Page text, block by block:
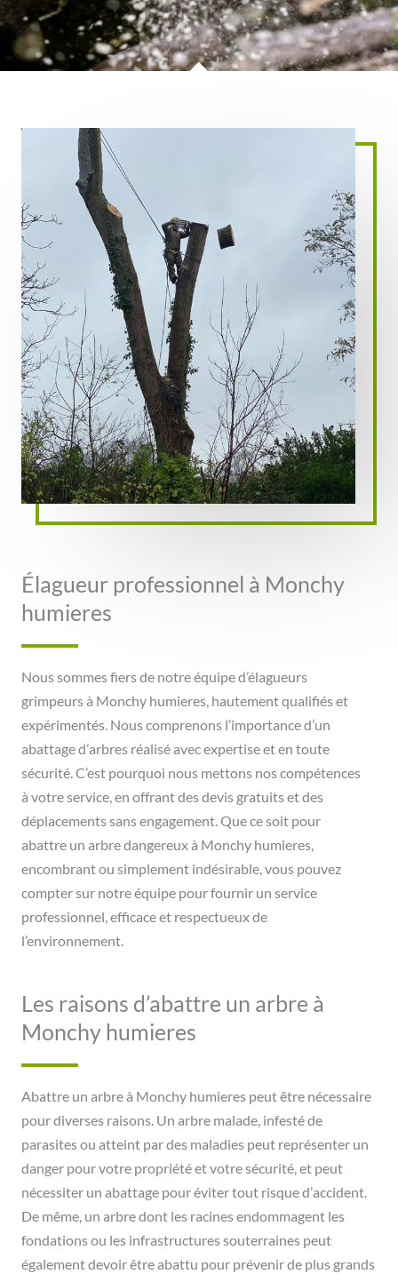
Élagueur professionnel à Monchy
humieres
Nous sommes fiers de notre équipe d’élagueurs
grimpeurs à Monchy humieres, hautement qualifiés et
expérimentés. Nous comprenons l’importance d’un
abattage d’arbres réalisé avec expertise et en toute
sécurité. C’est pourquoi nous mettons nos compétences
à votre service, en offrant des devis gratuits et des
déplacements sans engagement. Que ce soit pour
abattre un arbre dangereux à Monchy humieres,
encombrant ou simplement indésirable, vous pouvez
compter sur notre équipe pour fournir un service
professionnel, efficace et respectueux de
l’environnement.
Les raisons d’abattre un arbre à
Monchy humieres
Abattre un arbre à Monchy humieres peut être nécessaire
pour diverses raisons. Un arbre malade, infesté de
parasites ou atteint par des maladies peut représenter un
danger pour votre propriété et votre sécurité, et peut
nécessiter un abattage pour éviter tout risque d’accident.
De même, un arbre dont les racines endommagent les
fondations ou les infrastructures souterraines peut
également devoir être abattu pour prévenir de plus grands